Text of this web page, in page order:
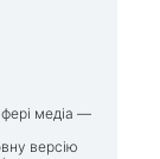
медіа —
версію